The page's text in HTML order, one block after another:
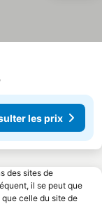
les prix
des sites de
il se peut que
que celle du site de